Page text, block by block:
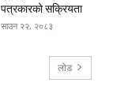
पत्रकारको सक्रियता
साउन २२, २०८३
लोड